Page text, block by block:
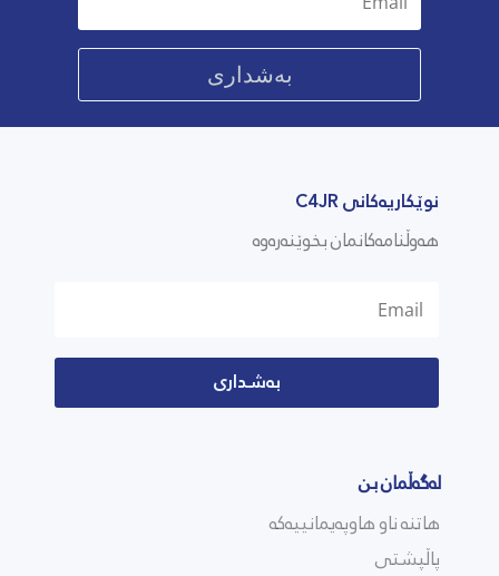
بەشداری
نوێکاریەکانی C4JR
هەوڵنامەکانمان بخوێنەرەوە
بەشداری
لەگەڵمان بن
هاتنە ناو هاوپەیمانییەکە
پاڵپشتی